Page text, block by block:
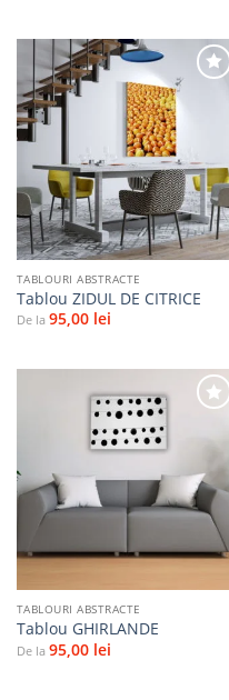
favorite
TABLOURI ABSTRACTE
Tablou ZIDUL DE CITRICE
De la 95,00 lei
Adaugă
la
favorite
TABLOURI ABSTRACTE
Tablou GHIRLANDE
De la 95,00 lei